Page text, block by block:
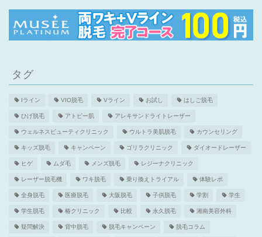
タグ
Iライン VIO脱毛 Vライン お試し はしご脱毛
ひげ脱毛 アトピー肌 アレキサンドライトレーザー
ウェルネスビューティクリニック ウルトラ美肌脱毛 カウンセリング
キッズ脱毛 キャンペーン ゴリラクリニック ダイオードレーザー
ヒゲ ムダ毛 メンズ脱毛 レジーナクリニック
レーザー脱毛機 ワキ脱毛 乗り換えトライアル 体験レポ
全身脱毛 医療脱毛 大阪脱毛 子供脱毛 学割 学生
学生脱毛 椿クリニック 比較 永久脱毛 湘南美容外科
疑問解決 背中脱毛 脱毛キャンペーン 脱毛コラム